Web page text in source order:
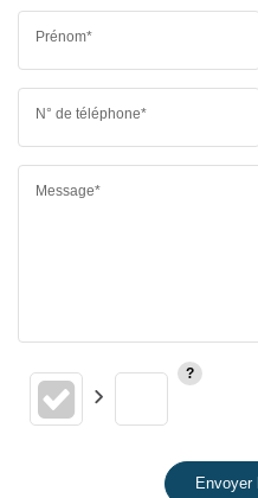
Prénom*
N° de téléphone*
Message*
Envoyer